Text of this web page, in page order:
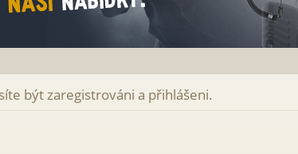
být zaregistrováni a přihlášeni.